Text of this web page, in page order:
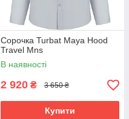
Сорочка Turbat Maya Hood
Travel Mns
В наявності
2 920 ₴ 3 650 ₴
Купити